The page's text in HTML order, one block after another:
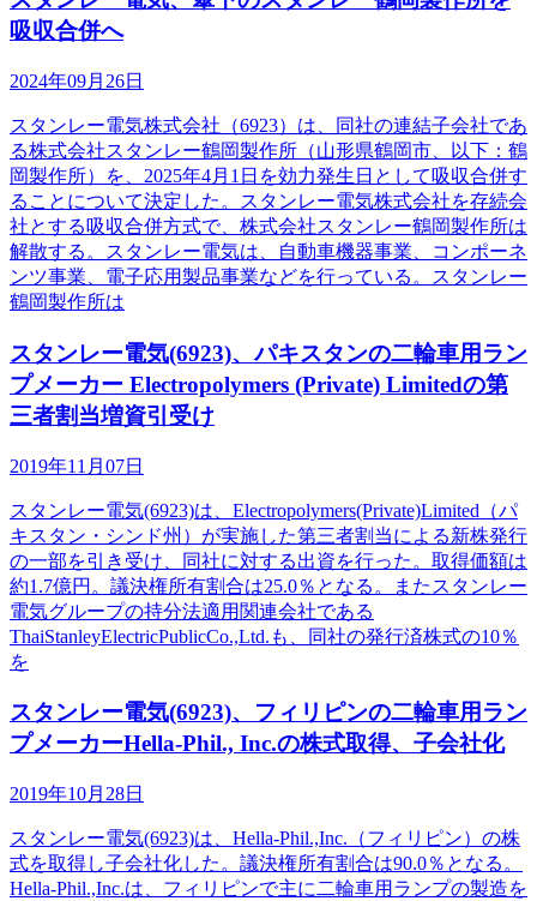
吸収合併へ
2024年09月26日
スタンレー電気株式会社（6923）は、同社の連結子会社であ
る株式会社スタンレー鶴岡製作所（山形県鶴岡市、以下：鶴
岡製作所）を、2025年4月1日を効力発生日として吸収合併す
ることについて決定した。スタンレー電気株式会社を存続会
社とする吸収合併方式で、株式会社スタンレー鶴岡製作所は
解散する。スタンレー電気は、自動車機器事業、コンポーネ
ンツ事業、電子応用製品事業などを行っている。スタンレー
鶴岡製作所は
スタンレー電気(6923)、パキスタンの二輪車用ラン
プメーカー Electropolymers (Private) Limitedの第
三者割当増資引受け
2019年11月07日
スタンレー電気(6923)は、Electropolymers(Private)Limited（パ
キスタン・シンド州）が実施した第三者割当による新株発行
の一部を引き受け、同社に対する出資を行った。取得価額は
約1.7億円。議決権所有割合は25.0％となる。またスタンレー
電気グループの持分法適用関連会社である
ThaiStanleyElectricPublicCo.,Ltd.も、同社の発行済株式の10％
を
スタンレー電気(6923)、フィリピンの二輪車用ラン
プメーカーHella-Phil., Inc.の株式取得、子会社化
2019年10月28日
スタンレー電気(6923)は、Hella-Phil.,Inc.（フィリピン）の株
式を取得し子会社化した。議決権所有割合は90.0％となる。
Hella-Phil.,Inc.は、フィリピンで主に二輪車用ランプの製造を